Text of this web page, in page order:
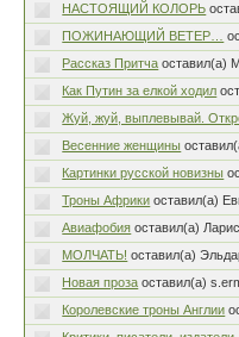
НАСТОЯЩИЙ КОЛОРЬ
ПОЖИНАЮЩИЙ ВЕТЕР…
Рассказ Притча оставил(а)
Как Путин за елкой ходил
Жуй, жуй, выплевывай.
Весенние женщины
Картинки русской новизны
Троны Африки оставил(а)
Авиафобия оставил(а)
МОЛЧАТЬ! оставил(а)
Новая проза оставил(а)
Королевские троны Англии